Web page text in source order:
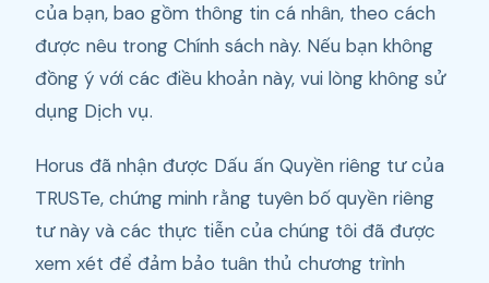
của bạn, bao gồm thông tin cá nhân, theo cách
được nêu trong Chính sách này. Nếu bạn không
đồng ý với các điều khoản này, vui lòng không sử
dụng Dịch vụ.
Horus đã nhận được Dấu ấn Quyền riêng tư của
TRUSTe, chứng minh rằng tuyên bố quyền riêng
tư này và các thực tiễn của chúng tôi đã được
xem xét để đảm bảo tuân thủ chương trình